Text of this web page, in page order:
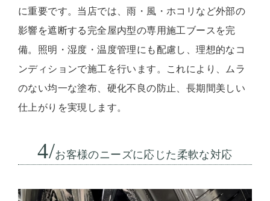
に重要です。当店では、雨・風・ホコリなど外部の
影響を遮断する完全屋内型の専用施工ブースを完
備。照明・湿度・温度管理にも配慮し、理想的なコ
ンディションで施工を行います。これにより、ムラ
のない均一な塗布、硬化不良の防止、長期間美しい
仕上がりを実現します。
4/お客様のニーズに応じた柔軟な対応